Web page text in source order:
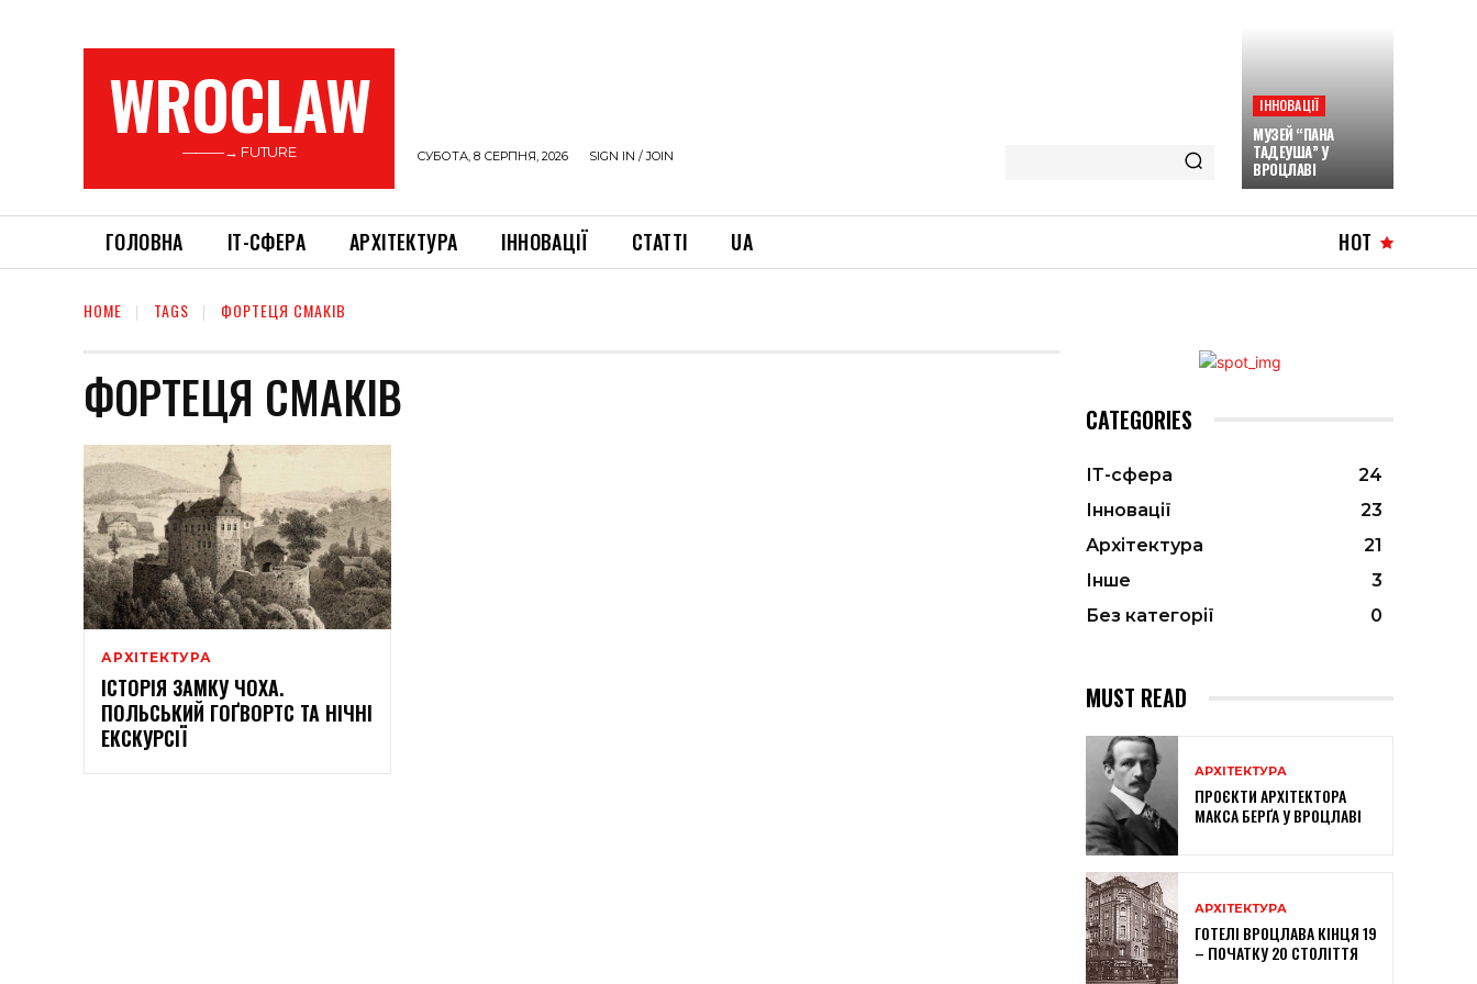
WROCLAW
———→ FUTURE СУБОТА, 8 СЕРПНЯ, 2026 SIGN IN / JOIN
ІННОВАЦІЇ
МУЗЕЙ “ПАНА
ТАДЕУША” У
ВРОЦЛАВІ
ГОЛОВНА ІТ-СФЕРА АРХІТЕКТУРА ІННОВАЦІЇ СТАТТІ UA HOT
HOME TAGS ФОРТЕЦЯ СМАКІВ
ФОРТЕЦЯ СМАКІВ
АРХІТЕКТУРА
ІСТОРІЯ ЗАМКУ ЧОХА.
ПОЛЬСЬКИЙ ГОҐВОРТС ТА НІЧНІ
ЕКСКУРСІЇ
CATEGORIES
ІТ-сфера
24
Інновації
23
Архітектура
21
Інше
3
Без категорії
0
MUST READ
АРХІТЕКТУРА
ПРОЄКТИ АРХІТЕКТОРА
МАКСА БЕРҐА У ВРОЦЛАВІ
АРХІТЕКТУРА
ГОТЕЛІ ВРОЦЛАВА КІНЦЯ 19
– ПОЧАТКУ 20 СТОЛІТТЯ